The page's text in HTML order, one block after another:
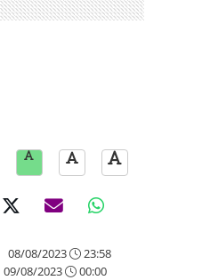
08/08/2023 23:58
09/08/2023 00:00